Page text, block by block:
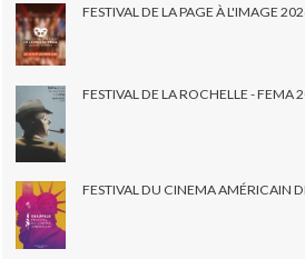
FESTIVAL DE LA PAGE À L'IMAGE
FESTIVAL DE LA ROCHELLE - FEMA
FESTIVAL DU CINEMA AMÉRICAIN